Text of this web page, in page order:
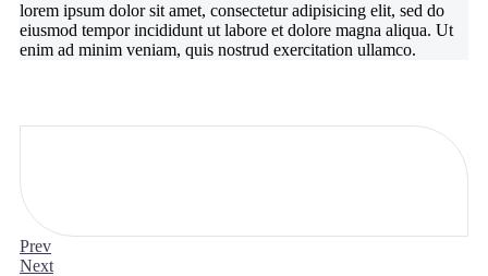
lorem ipsum dolor sit amet, consectetur adipisicing elit, sed do
eiusmod tempor incididunt ut labore et dolore magna aliqua. Ut
enim ad minim veniam, quis nostrud exercitation ullamco.
Prev
Next